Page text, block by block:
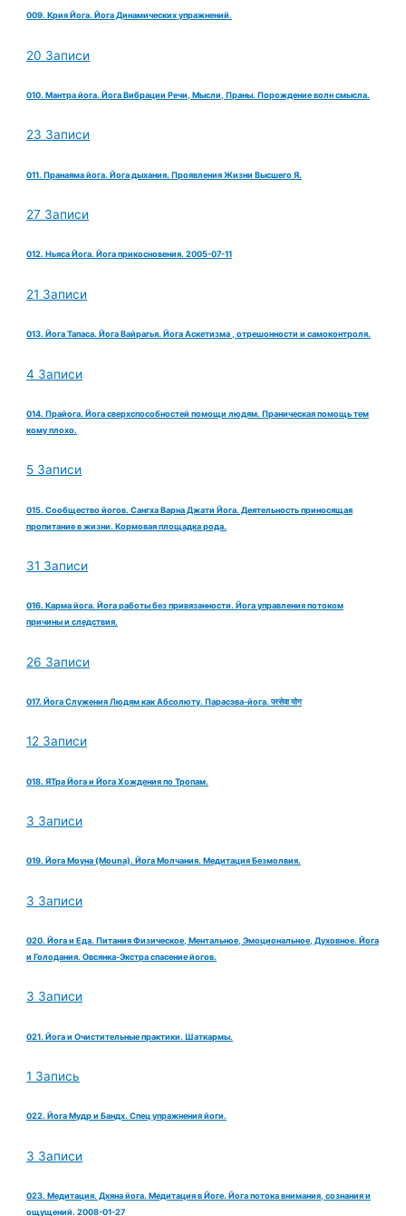
009. Крия Йога. Йога Динамических упражнений.
20 Записи
010. Мантра йога. Йога Вибрации Речи, Мысли, Праны. Порождение волн смысла.
23 Записи
011. Пранаяма йога. Йога дыхания. Проявления Жизни Высшего Я.
27 Записи
012. Ньяса Йога. Йога прикосновения. 2005-07-11
21 Записи
013. Йога Тапаса. Йога Вайрагья. Йога Аскетизма , отрешонности и самоконтроля.
4 Записи
014. Прайога. Йога сверхспособностей помощи людям. Праническая помощь тем
кому плохо.
5 Записи
015. Сообщество йогов. Сангха Варна Джати Йога. Деятельность приносящая
пропитание в жизни. Кормовая площадка рода.
31 Записи
016. Карма йога. Йога работы без привязанности. Йога управления потоком
причины и следствия.
26 Записи
017. Йога Служения Людям как Абсолюту. Парасэва-йога. परसेवा योग
12 Записи
018. ЯТра Йога и Йога Хождения по Тропам.
3 Записи
019. Йога Моуна (Mouna). Йога Молчания. Медитация Безмолвия.
3 Записи
020. Йога и Еда. Питания Физическое, Ментальное, Эмоциональное, Духовное. Йога
и Голодания. Овсянка-Экстра спасение йогов.
3 Записи
021. Йога и Очистительные практики. Шаткармы.
1 Запись
022. Йога Мудр и Бандх. Спец упражнения йоги.
3 Записи
023. Медитация. Дхяна йога. Медитация в Йоге. Йога потока внимания, сознания и
ощущений. 2008-01-27